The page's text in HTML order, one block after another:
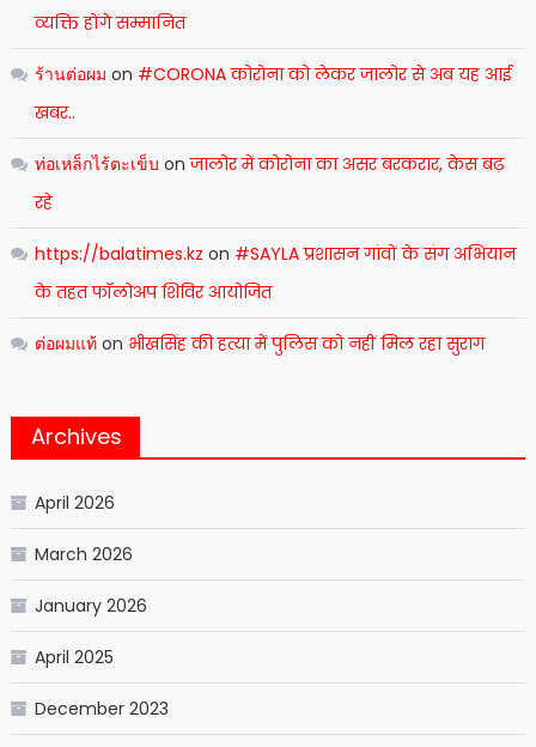
व्यक्ति होंगे सम्मानित
ร้านต่อผม on #CORONA कोरोना को लेकर जालोर से अब यह आई
खबर..
ท่อเหล็กไร้ตะเข็บ onजालोर में कोरोना का असर बरकरार, केस बढ़
रहे
https://balatimes.kz on #SAYLA प्रशासन गांवों के संग अभियान
के तहत फॉलोअप शिविर आयोजित
ต่อผมแท้on भीखसिंह की हत्या में पुलिस को नहीं मिल रहा सुराग
Archives
April 2026
March 2026
January 2026
April 2025
December 2023